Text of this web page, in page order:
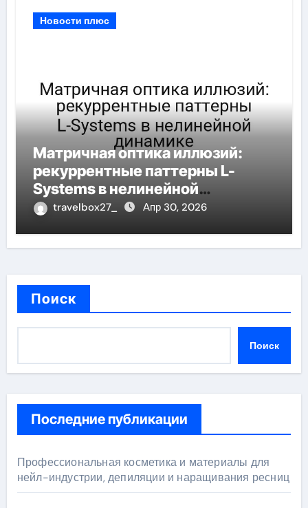
Новости плюс
Матричная оптика иллюзий:
рекуррентные паттерны L-
Systems в нелинейной
динамике
travelbox27_ Апр 30, 2026
Поиск
Поиск
Последние публикации
Профессиональная косметика и материалы для
нейл-индустрии, депиляции и наращивания ресниц